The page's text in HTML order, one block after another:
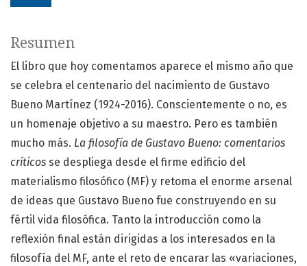
Resumen
El libro que hoy comentamos aparece el mismo año que
se celebra el centenario del nacimiento de Gustavo
Bueno Martínez (1924-2016). Conscientemente o no, es
un homenaje objetivo a su maestro. Pero es también
mucho más. La filosofía de Gustavo Bueno: comentarios
críticos se despliega desde el firme edificio del
materialismo filosófico (MF) y retoma el enorme arsenal
de ideas que Gustavo Bueno fue construyendo en su
fértil vida filosófica. Tanto la introducción como la
reflexión final están dirigidas a los interesados en la
filosofía del MF, ante el reto de encarar las «variaciones,